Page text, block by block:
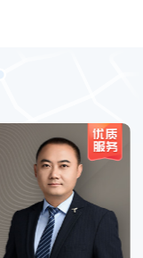
权债务 房产纠纷